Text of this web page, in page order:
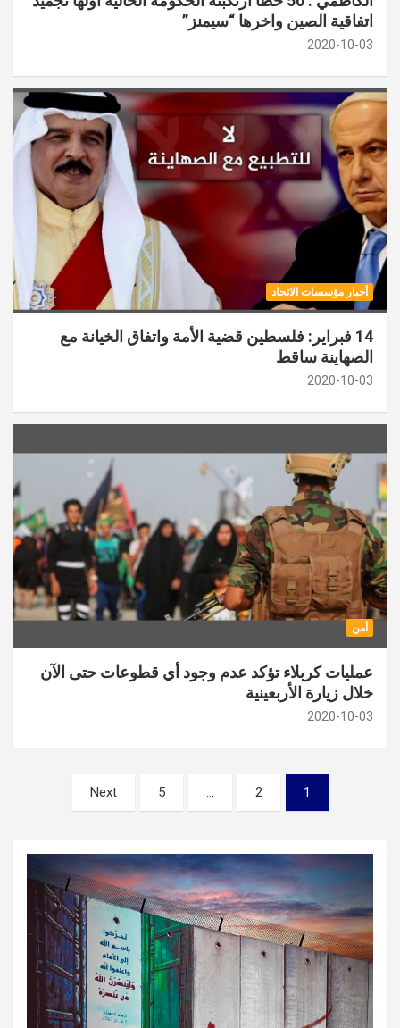
اتفاقية الصين واخرها “سيمنز”
2020-10-03
أخبار مؤسسات الاتحاد
14 فبراير: فلسطين قضية الأمة واتفاق الخيانة مع
الصهاينة ساقط
2020-10-03
أمن
عمليات كربلاء تؤكد عدم وجود أي قطوعات حتى الآن
خلال زيارة الأربعينية
2020-10-03
المقالات
1
2
…
5
Next